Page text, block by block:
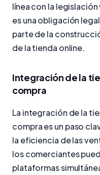
línea con la
es una obligación
parte de la
de la tienda online.
Integración de la
compra
La integración de la
compra es un paso
la eficiencia de las
los comerciantes
plataformas